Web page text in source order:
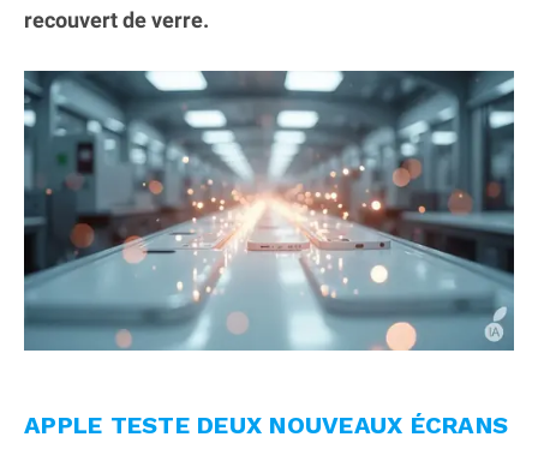
recouvert de verre.
APPLE TESTE DEUX NOUVEAUX ÉCRANS